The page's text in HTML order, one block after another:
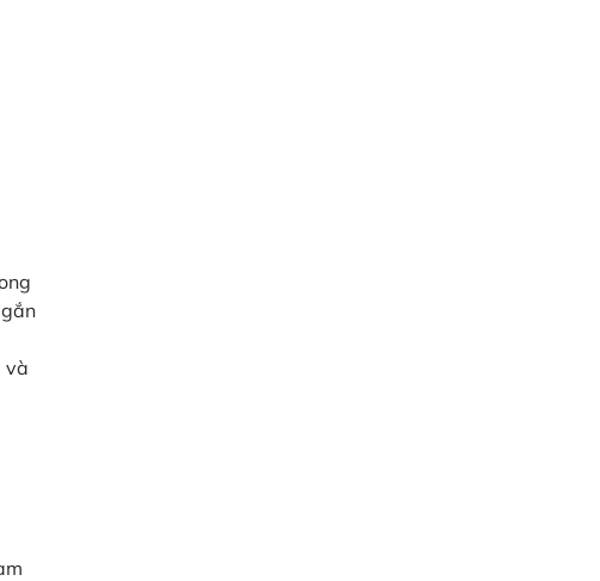
và